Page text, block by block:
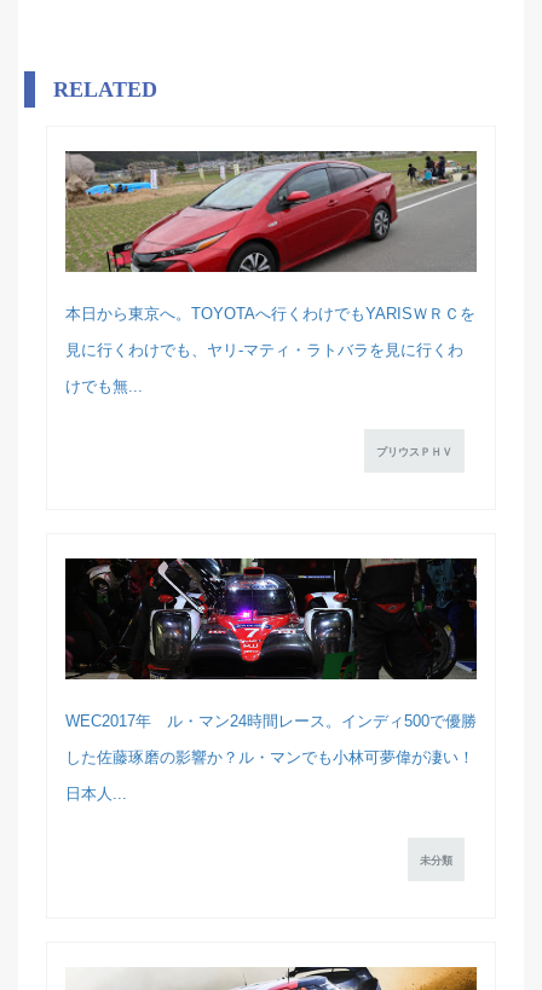
RELATED
本日から東京へ。TOYOTAへ行くわけでもYARISＷＲＣを
見に行くわけでも、ヤリ-マティ・ラトバラを見に行くわ
けでも無...
プリウスＰＨＶ
WEC2017年 ル・マン24時間レース。インディ500で優勝
した佐藤琢磨の影響か？ル・マンでも小林可夢偉が凄い！
日本人...
未分類